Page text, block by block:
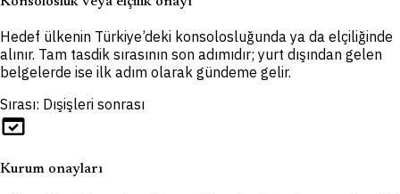
Hedef ülkenin Türkiye’deki konsolosluğunda ya da elçiliğinde
alınır. Tam tasdik sırasının son adımıdır; yurt dışından gelen
belgelerde ise ilk adım olarak gündeme gelir.
Sırası: Dışişleri sonrası
domain_verification
Kurum onayları